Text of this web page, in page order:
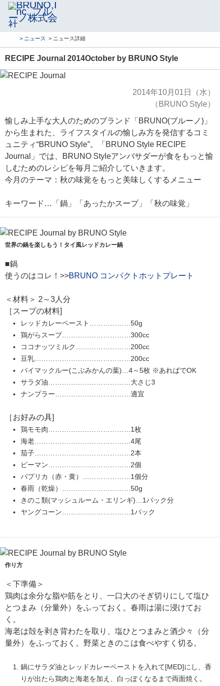
> ニュース > ニュース詳細
RECIPE Journal 2014October by BRUNO Style
2014年10月01日（水）
（BRUNO Style）
愉しみ上手な大人のためのブランド「BRUNO(ブルーノ)」
から生まれた、ライフスタイルの愉しみ方を発信するコミ
ュニティ“BRUNO Style”。「BRUNO Style RECIPE
Journal」では、BRUNO Styleアンバサダーが食をもっと愉
しむためのレシピを毎月ご紹介していきます。
今月のテーマ：秋の味覚をもっと美味しくするメニュー
キーワード…「鍋」「あったかスープ」「秋の味覚」
世界の鍋を楽しもう！タイ風レッドカレー鍋
■鍋
使うのはコレ！>>BRUNO コンパクトホットプレート
＜材料＞ 2～3人分
［スープの材料]
レッドカレーペースト………………50g
鶏がらスープ…………………………300cc
ココナッツミルク……………………200cc
豆乳……………………………………200cc
バイマックルー(こぶみかんの葉)…4～5枚 ※あればでOK
サラダ油………………………………大さじ3
ナンプラー……………………………適宜
［お好みの具]
鶏モモ肉………………………………1枚
海老……………………………………4尾
茄子……………………………………2本
ピーマン………………………………2個
パプリカ（赤・黄）…………………1個分
春雨（乾燥）…………………………50g
きのこ類(マッシュルーム・エリンギ)…1パック分
ヤングコーン…………………………1パック
作り方
＜下準備＞
鶏肉は余分な脂や筋をとり、一口大のそぎ切りにして塩ひ
とつまみ（分量外）をふっておく。春雨は湯に浸けてお
く。
海老は殻を剥き背わたを取り、塩ひとつまみと酒少々（分
量外）をふっておく。野菜ときのこは食べやすく切る。
鍋にサラダ油とレッドカレーペーストを入れて[MED]にし、香
りが出たら鶏肉と海老を加え、白っぽくなるまで両面焼く。